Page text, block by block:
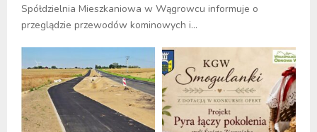
Spółdzielnia Mieszkaniowa w Wągrowcu informuje o
przeglądzie przewodów kominowych i...